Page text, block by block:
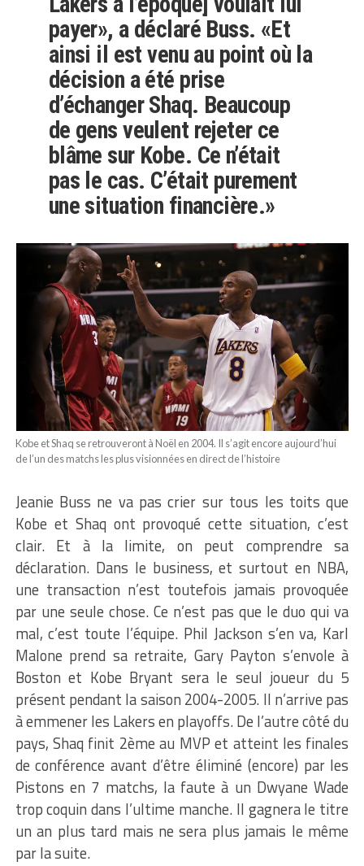
payer», a déclaré Buss. «Et
ainsi il est venu au point où la
décision a été prise
d’échanger Shaq. Beaucoup
de gens veulent rejeter ce
blâme sur Kobe. Ce n’était
pas le cas. C’était purement
une situation financière.»
Kobe et Shaq se retrouveront à Noël en 2004. Il s’agit encore aujourd’hui
de l’un des matchs les plus visionnées en direct de l’histoire
Jeanie Buss ne va pas crier sur tous les toits que
Kobe et Shaq ont provoqué cette situation, c’est
clair. Et à la limite, on peut comprendre sa
déclaration. Dans le business, et surtout en NBA,
une transaction n’est toutefois jamais provoquée
par une seule chose. Ce n’est pas que le duo qui va
mal, c’est toute l’équipe. Phil Jackson s’en va, Karl
Malone prend sa retraite, Gary Payton s’envole à
Boston et Kobe Bryant sera le seul joueur du 5
présent pendant la saison 2004-2005. Il n’arrive pas
à emmener les Lakers en playoffs. De l’autre côté du
pays, Shaq finit 2ème au MVP et atteint les finales
de conférence avant d’être éliminé (encore) par les
Pistons en 7 matchs, la faute à un Dwyane Wade
trop coquin dans l’ultime manche. Il gagnera le titre
un an plus tard mais ne sera plus jamais le même
par la suite.